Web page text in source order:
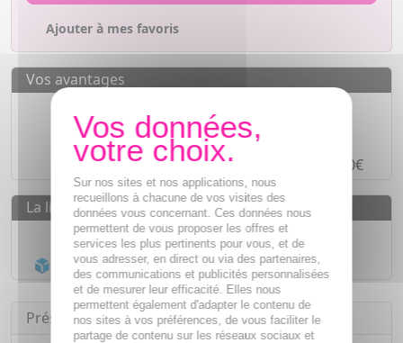
Ajouter à mes favoris
Vos avantages
Paiement en ligneSÉCURISÉ
Paiement en 4 fois sans frais à partir de 30€
La livraison
Livraison gratuite dès55€
Acheminement Chronopost en 24h*
Présentation
Sur nos sites et nos applications, nous
recueillons à chacune de vos visites des
données vous concernant. Ces données nous
permettent de vous proposer les offres et
services les plus pertinents pour vous, et de
vous adresser, en direct ou via des partenaires,
des communications et publicités personnalisées
et de mesurer leur efficacité. Elles nous
permettent également d'adapter le contenu de
nos sites à vos préférences, de vous faciliter le
partage de contenu sur les réseaux sociaux et